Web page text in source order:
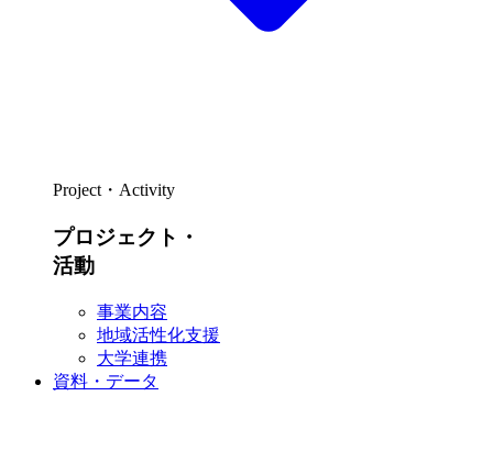
Project・Activity
プロジェクト・
活動
事業内容
地域活性化支援
大学連携
資料・データ